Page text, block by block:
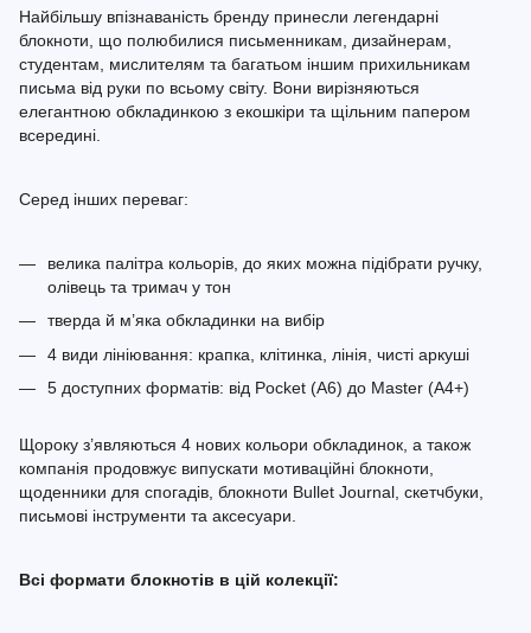
Найбільшу впізнаваність бренду принесли легендарні
блокноти, що полюбилися письменникам, дизайнерам,
студентам, мислителям та багатьом іншим прихильникам
письма від руки по всьому світу. Вони вирізняються
елегантною обкладинкою з екошкіри та щільним папером
всередині.
Серед інших переваг:
велика палітра кольорів, до яких можна підібрати ручку,
олівець та тримач у тон
тверда й м’яка обкладинки на вибір
4 види лініювання: крапка, клітинка, лінія, чисті аркуші
5 доступних форматів: від Pocket (A6) до Master (A4+)
Щороку з’являються 4 нових кольори обкладинок, а також
компанія продовжує випускати мотиваційні блокноти,
щоденники для спогадів, блокноти Bullet Journal, скетчбуки,
письмові інструменти та аксесуари.
Всі формати блокнотів в цій колекції: